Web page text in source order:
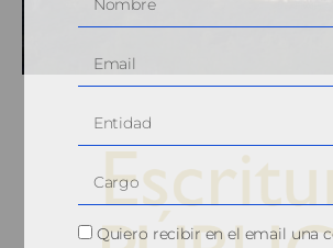
Quiero recibir en el email una